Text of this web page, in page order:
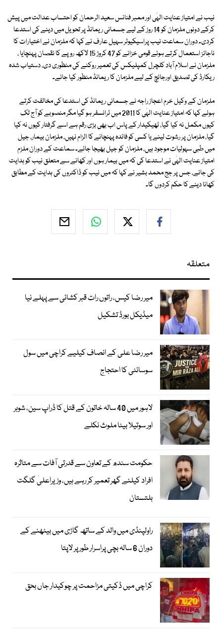
نیب نے امتیاز عنایت الہٰی اور ممبر فنانس سعید الرحمان کو احتساب عدالت میں پیش
کرکے دونوں ملزمان کو 14 روز کے لیے جسمانی ریمانڈ پر تحویل میں دینے کی استدعا
کردی۔ دوران سماعت نیب پراسیکیوٹر سہیل عارف نے کہا کہ ملزمان نے اختیارات کا
ناجائز استعمال کرتے ہوئے قومی خزانے کو 47 کروڑ 15 لاکھ روپے کا نقصان پہنچایا ،
ملزمان نے اسلام آباد کلچرل کمپلیکس کی تعمیر روکنے کی منظوری دی، دستیاب شدہ
ریکارڈ کی تصدیق اورجانچ کے لیے ملزمان کا ریمانڈ منظور کیا جائے۔
ملزمان کے وکیل خرم اعجاز راجہ نے جسمانی ریمانڈ کی استدعا کی مخالفت کرتے
ہوئے کہا کہ امتیاز عنایت الہٰی کا 2011 میں ٹرانسفر ہو گیا مگر منصوبے کو آج تک
کیوں مکمل نہ کیا گیا، ٹھیکیدار کے پاس اب بھی بڑی رقم ہے اسے گرفتار کیوں نہ کیا
گیا، ملزمان پر رشوت لینے یا کسی کو فائدہ پہنچانے کا الزام نہیں، ملزمان بیمار، جیل
میں طبی سہولیات موجود ہیں، ملزمان کو جیل بھیجا جائے۔ سماعت کے دوران ملزم
امتیاز عنایت الہٰی نے استدعا کی کہ میں بیمار ہوں اور کھانے سے متعلق نیب کو ہدایت
کی جائے، جس پر جج محمد بشیر نے کہا کہ میں نیب کو ڈاکٹروں کی ہدایت کے مطابق
کھانا دینے کا حکم کردوں گا۔
متعلقہ
میر رضا کیس، راتوں رات قبر کشائی سے پہلے نیا
میڈیکل بورڈ تشکیل
میر رضا علی کے انصاف کیلیے کراچی میں سول
سوسائٹی کا احتجاج
لاہور میں 40 سالہ خاتون کے قتل کا ڈراپ سین، شوہر
اور سوتیلا بیٹا ملوث نکلے
حکومت سندھ کے تعاون سے قدرتی آفات سے متاثرہ
افراد کیلئے گھر تعمیر کر رہے ہیں، وزیراعلیٰ گلگت
بلتستان
راولپنڈی میں والد کے ساتھ گاڑی میں بیٹھنے کے
دوران 6 سالہ بچی پراسرار طور پر لاپتا
کراچی میں ڈکیتی مزاحمت پر چوکیدار جاں بحق